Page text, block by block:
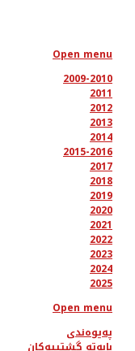
Open menu
2009-2010
2011
2012
2013
2014
2015-2016
2017
2018
2019
2020
2021
2022
2023
2024
2025
Open menu
پەیوەندی
بابەتە گشتییەکان